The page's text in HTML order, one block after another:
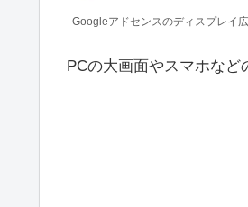
Googleアドセンスのディスプレイ
PCの大画面やスマホなど